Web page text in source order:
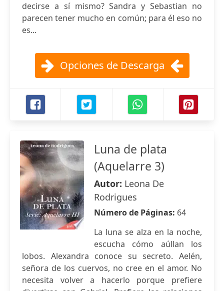
decirse a sí mismo? Sandra y Sebastian no
parecen tener mucho en común; para él eso no
es...
Opciones de Descarga
Luna de plata
(Aquelarre 3)
Autor: Leona De
Rodrigues
Número de Páginas: 64
La luna se alza en la noche,
escucha cómo aúllan los
lobos. Alexandra conoce su secreto. Aelén,
señora de los cuervos, no cree en el amor. No
necesita volver a hacerlo porque prefiere